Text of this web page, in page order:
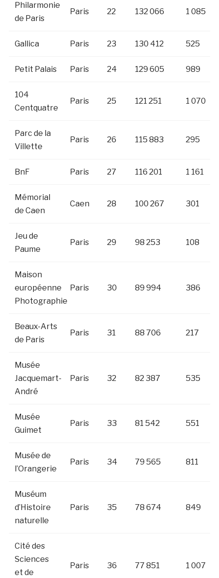
Philarmonie
de Paris
Paris 22 132 066 1 085
Gallica Paris 23 130 412 525
Petit Palais Paris 24 129 605 989
104
Centquatre
Paris 25 121 251 1 070
Parc de la
Villette
Paris 26 115 883 295
BnF Paris 27 116 201 1 161
Mémorial
de Caen
Caen 28 100 267 301
Jeu de
Paume
Paris 29 98 253 108
Maison
européenne
Photographie
Paris 30 89 994 386
Beaux-Arts
de Paris
Paris 31 88 706 217
Musée
Jacquemart-
André
Paris 32 82 387 535
Musée
Guimet
Paris 33 81 542 551
Musée de
l’Orangerie
Paris 34 79 565 811
Muséum
d’Histoire
naturelle
Paris 35 78 674 849
Cité des
Sciences
et de
Paris 36 77 851 1 007